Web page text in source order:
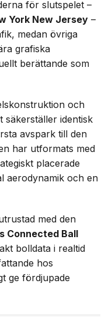
för slutspelet –
York New Jersey –
medan övriga
grafiska
berättande som
och
säkerställer identisk
avspark till den
har utformats med
placerade
aerodynamik och en
med den
Connected Ball
bolldata i realtid
hos
ge fördjupade